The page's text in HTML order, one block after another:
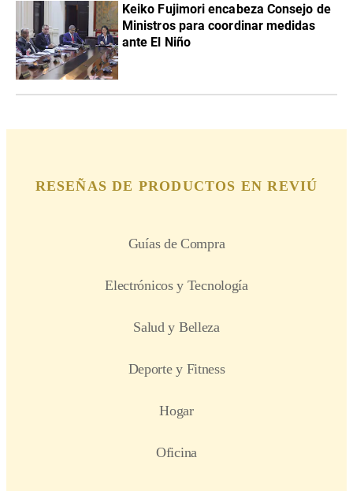
Keiko Fujimori encabeza Consejo de
Ministros para coordinar medidas
ante El Niño